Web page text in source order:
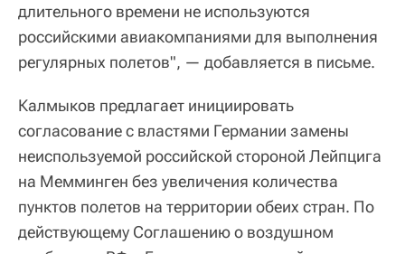
длительного времени не используются
российскими авиакомпаниями для выполнения
регулярных полетов", — добавляется в письме.
Калмыков предлагает инициировать
согласование с властями Германии замены
неиспользуемой российской стороной Лейпцига
на Мемминген без увеличения количества
пунктов полетов на территории обеих стран. По
действующему Соглашению о воздушном